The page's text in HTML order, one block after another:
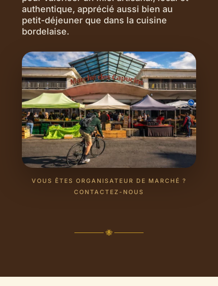
authentique, apprécié aussi bien au
petit-déjeuner que dans la cuisine
bordelaise.
VOUS ÊTES ORGANISATEUR DE MARCHÉ ?
CONTACTEZ-NOUS
────── 🐝 ──────